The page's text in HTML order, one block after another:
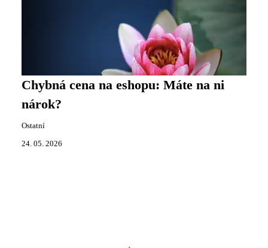
Chybná cena na eshopu: Máte na ni
nárok?
Ostatní
24. 05. 2026